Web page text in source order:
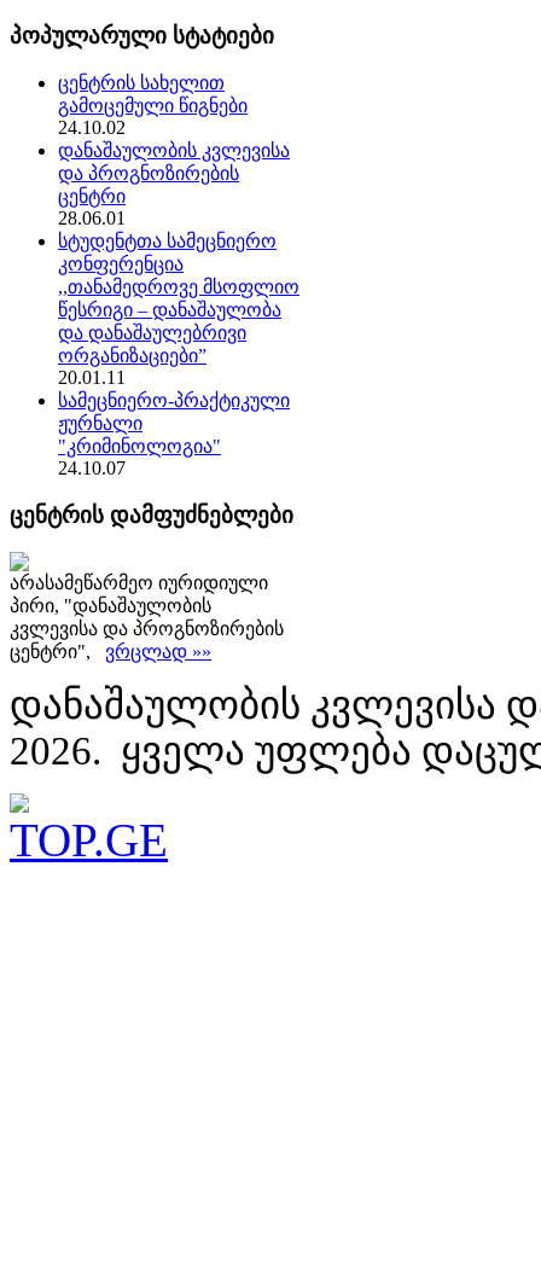
პოპულარული სტატიები
ცენტრის სახელით
გამოცემული წიგნები
24.10.02
დანაშაულობის კვლევისა
და პროგნოზირების
ცენტრი
28.06.01
სტუდენტთა სამეცნიერო
კონფერენცია
,,თანამედროვე მსოფლიო
წესრიგი – დანაშაულობა
და დანაშაულებრივი
ორგანიზაციები”
20.01.11
სამეცნიერო-პრაქტიკული
ჟურნალი
"კრიმინოლოგია"
24.10.07
ცენტრის დამფუძნებლები
არასამეწარმეო იურიდიული
პირი, "დანაშაულობის
კვლევისა და პროგნოზირების
ცენტრი", ვრცლად »»
დანაშაულობის კვლევისა
2026. ყველა უფლება